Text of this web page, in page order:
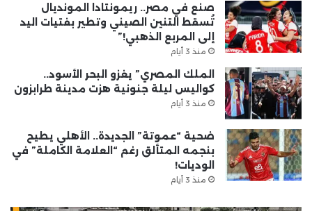
صنع في مصر.. ريمونتادا المونديال
تُسقط التنين الصيني وتطير بفتيات اليد
إلى المربع الذهبي!”
منذ 3 أيام
الملك المصري” يغزو البحر الأسود..
كواليس ليلة جنونية هزت مدينة طرابزون
منذ 3 أيام
ضحية “عموتة” الجديدة.. الأهلي يطيح
بنجمه المتألق رغم “العلامة الكاملة” في
الوديات!
منذ 3 أيام